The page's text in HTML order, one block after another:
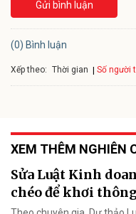
Gửi bình luận
(0) Bình luận
Xếp theo: Thời gian Số người
XEM THÊM NGHIÊN
Sửa Luật Kinh
chéo để khơi